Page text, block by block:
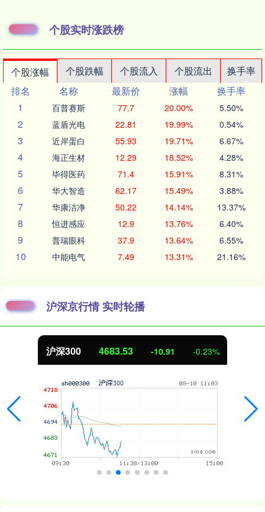
个股实时涨跌榜
个股涨幅 个股跌幅 个股流入 个股流出
换手率
排名
名称 最新价 涨幅
换手率
1
百普赛斯 77.7 20.00% 5.50%
2 蓝盾光电 22.81 19.99% 0.54%
3 近岸蛋白 55.93 19.71% 6.67%
4 海正生材 12.29 18.52% 4.28%
5 毕得医药 71.4 15.91% 8.31%
6 华大智造 62.17 15.49% 3.88%
7 华康洁净 50.22 14.14% 13.37%
8 恒进感应 12.9 13.76% 6.40%
9 普瑞眼科 37.9 13.64% 6.55%
10 中能电气 7.49 13.31% 21.16%
沪深京行情 实时轮播
沪深300 4683.53 -10.91 -0.23%